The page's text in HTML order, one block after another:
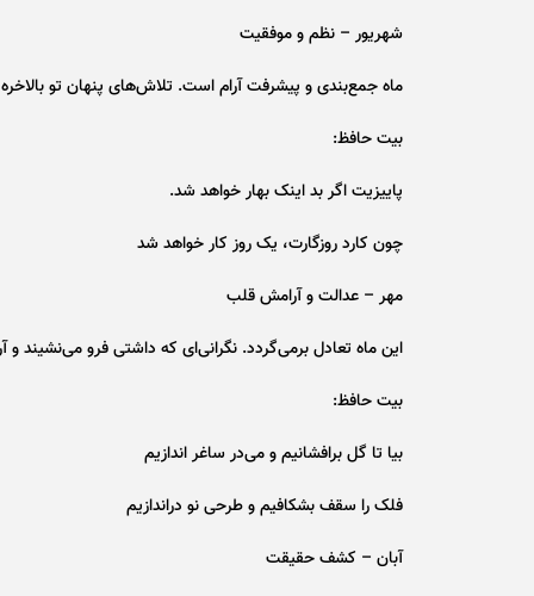
شهریور – نظم و موفقیت
ماه جمع‌بندی و پیشرفت آرام است. تلاش‌های پنهان تو
بیت حافظ:
پاییزیت اگر بد اینک بهار خواهد شد.
چون کارد روزگارت، یک روز کار خواهد شد
مهر – عدالت و آرامش قلب
این ماه تعادل برمی‌گردد. نگرانی‌ای که داشتی فرو می‌نشیند
بیت حافظ:
بیا تا گل برافشانیم و می‌در ساغر اندازیم
فلک را سقف بشکافیم و طرحی نو دراندازیم
آبان – کشف حقیقت